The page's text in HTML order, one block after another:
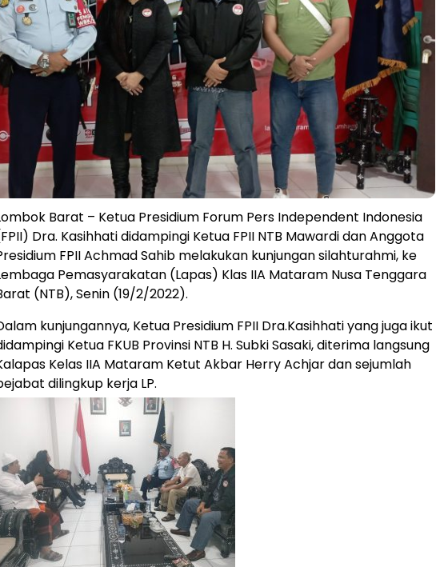
Barat – Ketua Presidium Forum Pers Independent Indonesia
Dra. Kasihhati didampingi Ketua FPII NTB Mawardi dan Anggota
FPII Achmad Sahib melakukan kunjungan silahturahmi, ke
Pemasyarakatan (Lapas) Klas IIA Mataram Nusa Tenggara
(NTB), Senin (19/2/2022).
kunjungannya, Ketua Presidium FPII Dra.Kasihhati yang juga ikut
Ketua FKUB Provinsi NTB H. Subki Sasaki, diterima langsung
Kelas IIA Mataram Ketut Akbar Herry Achjar dan sejumlah
dilingkup kerja LP.